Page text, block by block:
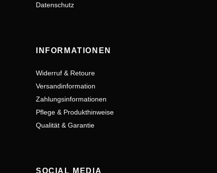
Datenschutz
INFORMATIONEN
Widerruf & Retoure
Versandinformation
Zahlungsinformationen
Pflege & Produkthinweise
Qualität & Garantie
SOCIAL MEDIA